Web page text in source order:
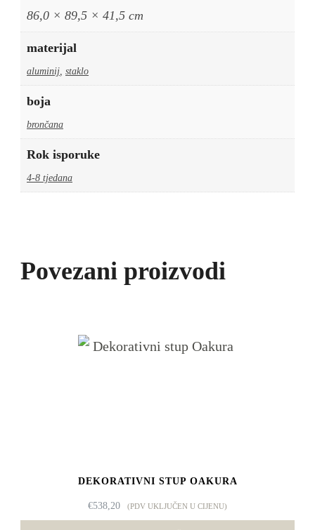
86,0 × 89,5 × 41,5 cm
materijal
aluminij staklo
boja
brončana
Rok isporuke
4-8 tjedana
Povezani proizvodi
DEKORATIVNI STUP OAKURA
€538,20 (PDV UKLJUČEN U CIJENU)